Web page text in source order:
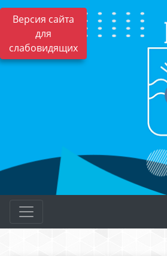
Версия сайта
для
слабовидящих